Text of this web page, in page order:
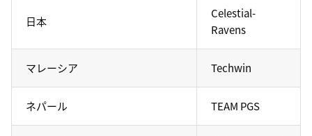
日本
Celestial-
Ravens
マレーシア Techwin
ネパール TEAM PGS